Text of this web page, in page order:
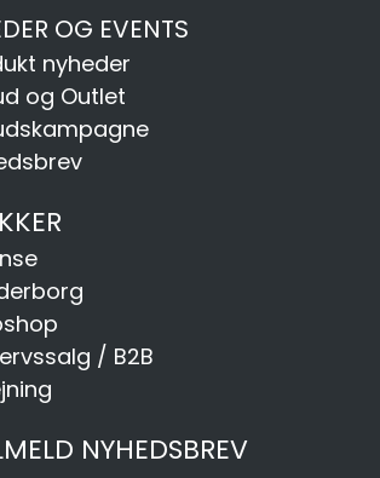
OG EVENTS
nyheder
og Outlet
/ B2B
NYHEDSBREV